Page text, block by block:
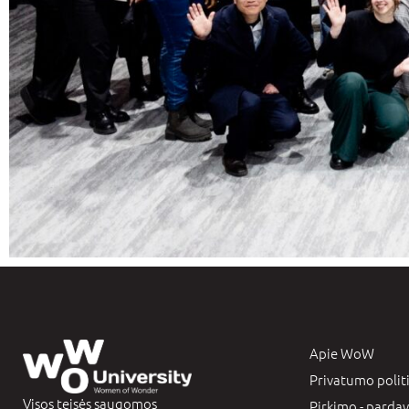
Visos teisės saugomos
Apie WoW
Privatumo